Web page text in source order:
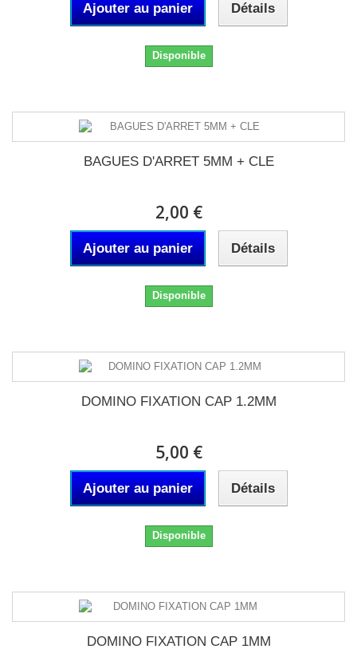
Ajouter au panier Détails
Disponible
BAGUES D'ARRET 5MM + CLE
2,00 €
Ajouter au panier Détails
Disponible
DOMINO FIXATION CAP 1.2MM
5,00 €
Ajouter au panier Détails
Disponible
DOMINO FIXATION CAP 1MM